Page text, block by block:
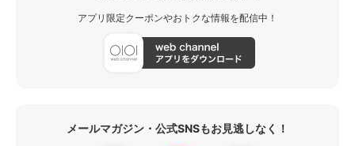
アプリ限定クーポンやおトクな情報を配信中！
メールマガジン・公式SNSもお見逃しなく！